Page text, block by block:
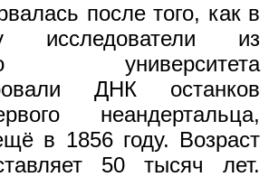
после того, как в
исследователи из
университета
ДНК останков
неандертальца,
в 1856 году. Возраст
50 тысяч лет.